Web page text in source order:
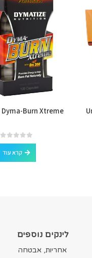
Burn Xtreme
0
out of 5
קרא עוד
לינקים נוספים
אחריות, אבטחה